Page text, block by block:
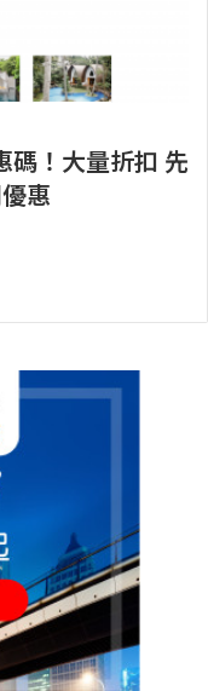
！大量折扣 先
惠